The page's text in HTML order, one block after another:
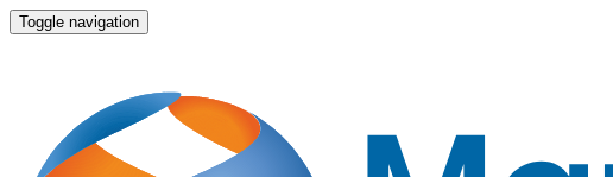
Toggle navigation